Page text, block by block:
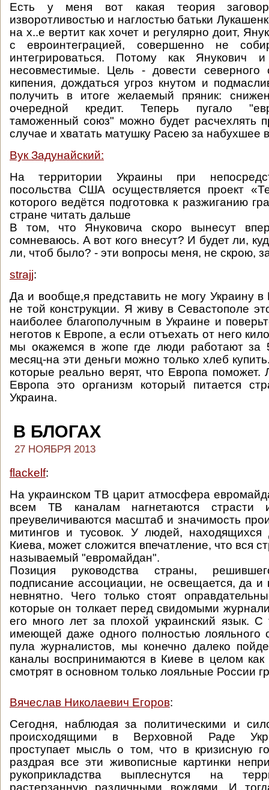
Есть у меня вот какая теория
изворотливостью и наглостью батьки
на х..е вертит как хочет и регулярно доит,
с евроинтеграцией, совершенно не
интегрироваться. Потому как
несовместимые. Цель - довести северного
кипения, дождаться угроз кнутом и
получить в итоге желаемый пряник:
очередной кредит. Теперь пугало
таможенный союз" можно будет расчехлять
случае и хватать матушку Расею за набухшее
Вук Задунайский:
На территории Украины при
посольства США осуществляется проект
которого ведётся подготовка к разжиганию
стране читать дальше
В том, что Януковича скоро вынесут
сомневаюсь. А вот кого внесут? И будет ли,
ли, чтоб было? - эти вопросы меня, не скрою,
strajj:
Да и вообще,я представить не могу Украину в
не той конструкции. Я живу в Севастополе
наиболее благополучным в Украине и
неготов к Европе, а если отъехать от него
мы окажемся в жопе где люди работают за
месяц-на эти деньги можно только хлеб
которые реально верят, что Европа
Европа это организм который питается
Украина.
В БЛОГАХ
27 НОЯБРЯ 2013
flackelf:
На украинском ТВ царит атмосфера
всем ТВ каналам нагнетаются
преувеличиваются масштаб и значимость
митингов и тусовок. У людей, находящихся
Киева, может сложится впечатление, что вся
называемый "евромайдан".
Позиция руководства страны,
подписание ассоциации, не освещается, да и
невнятно. Чего только стоят
которые он толкает перед свидомыми
его много лет за плохой украинский язык. С
имеющей даже одного полностью лояльного
пула журналистов, мы конечно далеко
каналы воспринимаются в Киеве в целом
смотрят в основном только лояльные России
Вячеслав Николаевич Егоров:
Сегодня, наблюдая за политическими и
происходящими в Верховной Раде
проступает мысль о том, что в кризисную
раздрая все эти живописные картинки
рукоприкладства выплеснутся на
растерзанную различными вождями. И